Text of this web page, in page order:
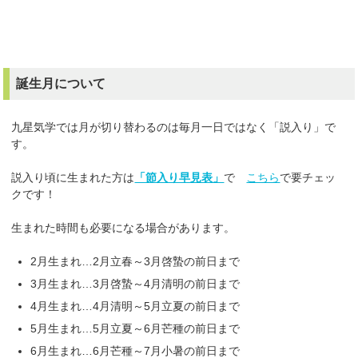
誕生月について
九星気学では月が切り替わるのは毎月一日ではなく「説入り」で
す。
説入り頃に生まれた方は 「節入り早見表」 で こちらで要チェッ
クです！
生まれた時間も必要になる場合があります。
2月生まれ…2月立春～3月啓蟄の前日まで
3月生まれ…3月啓蟄～4月清明の前日まで
4月生まれ…4月清明～5月立夏の前日まで
5月生まれ…5月立夏～6月芒種の前日まで
6月生まれ…6月芒種～7月小暑の前日まで